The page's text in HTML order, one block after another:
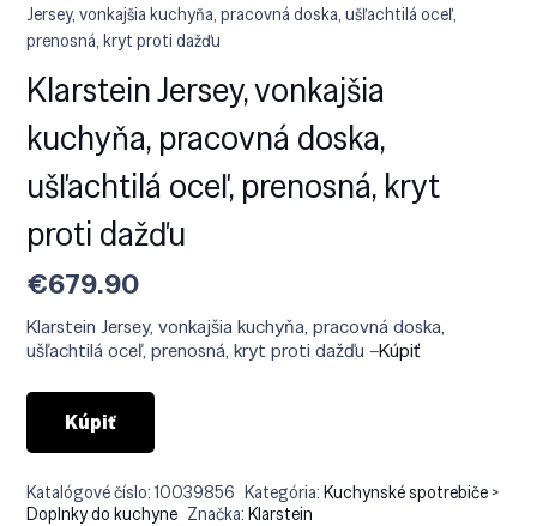
Jersey, vonkajšia kuchyňa, pracovná doska, ušľachtilá oceľ,
prenosná, kryt proti dažďu
Klarstein Jersey, vonkajšia
kuchyňa, pracovná doska,
ušľachtilá oceľ, prenosná, kryt
proti dažďu
€679.90
Klarstein Jersey, vonkajšia kuchyňa, pracovná doska,
ušľachtilá oceľ, prenosná, kryt proti dažďu –Kúpiť
Kúpiť
Katalógové číslo:10039856 Kategória:Kuchynské spotrebiče >
Doplnky do kuchyne Značka:Klarstein